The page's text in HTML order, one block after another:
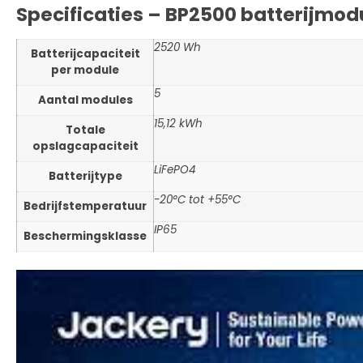
Specificaties – BP2500
Batterijcapaciteit
per module
2520 Wh
Aantal modules 5
Totale
opslagcapaciteit
15,12 kWh
Batterijtype LiFePO4
Bedrijfstemperatuur -20°C tot +55°C
Beschermingsklasse IP65